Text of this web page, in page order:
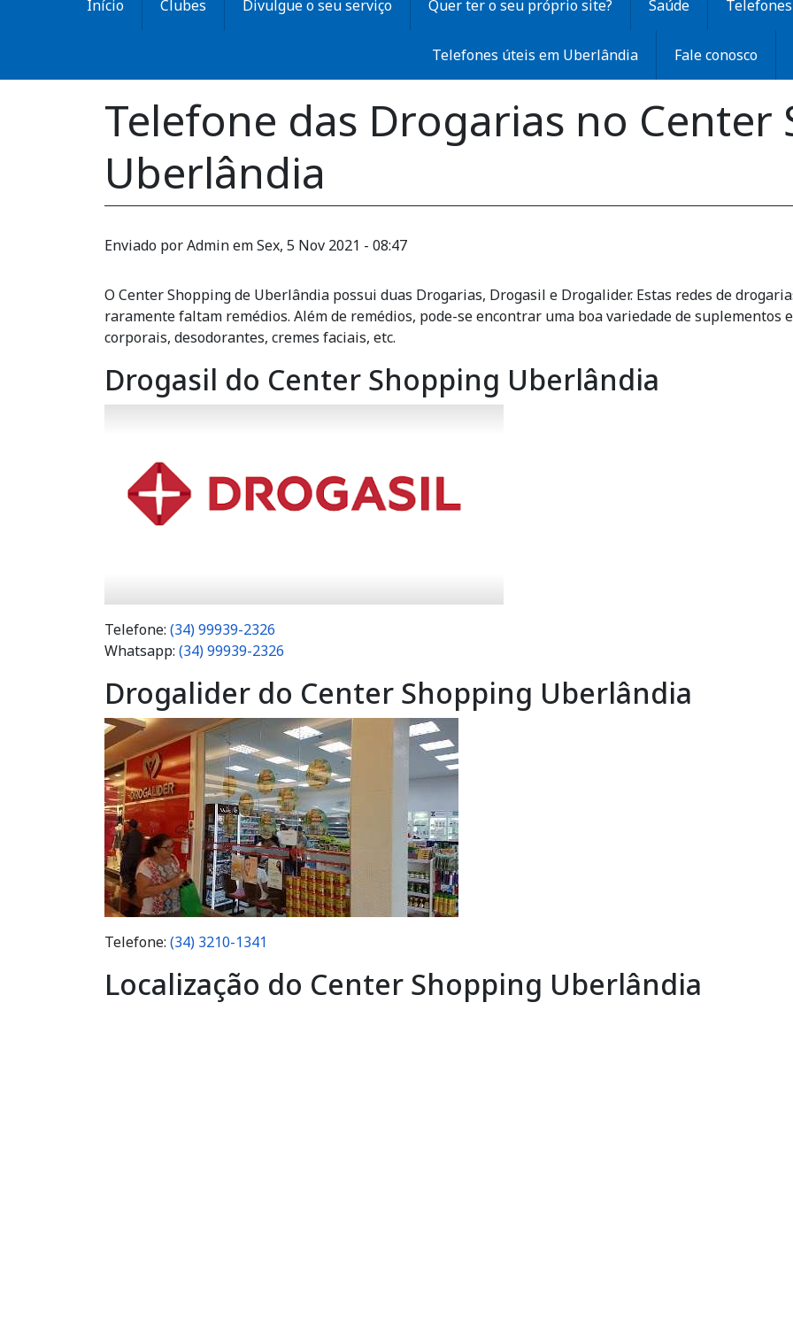
Início Clubes Divulgue o seu serviço Quer ter o seu próprio site? Saúde
Telefones úteis em Uberlândia Fale conosco
Telefone das Drogarias no Center
Uberlândia
Enviado porAdminemSex, 5 Nov 2021 - 08:47
O Center Shopping de Uberlândia possui duas Drogarias, Drogasil e Drogalider. Estas redes de
raramente faltam remédios. Além de remédios, pode-se encontrar uma boa variedade de
corporais, desodorantes, cremes faciais, etc.
Drogasil do Center Shopping Uberlândia
Telefone: (34) 99939-2326
Whatsapp: (34) 99939-2326
Drogalider do Center Shopping Uberlândia
Telefone: (34) 3210-1341
Localização do Center Shopping Uberlândia